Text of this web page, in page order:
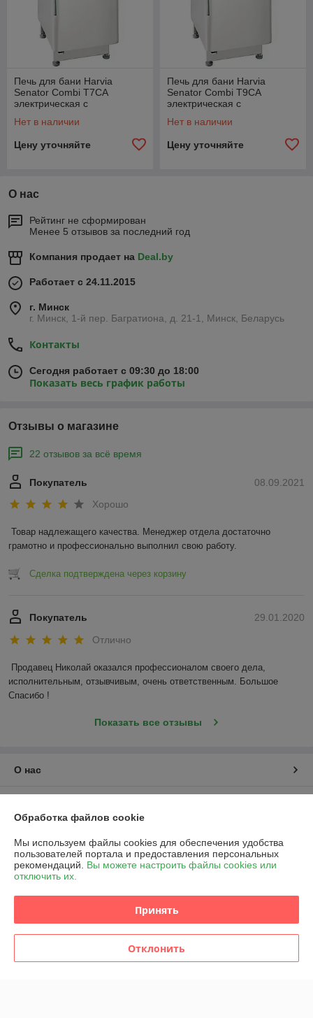
Печь для бани Harvia
Senator Combi T7CA
электрическая с
Нет в наличии
Цену уточняйте
Печь для бани Harvia
Senator Combi T9CA
электрическая с
Нет в наличии
Цену уточняйте
О нас
Рейтинг не сформирован
Менее 5 отзывов за последний год
Компания продает на Deal.by
Работает с 24.11.2015
г. Минск
г. Минск, 1-й пер. Багратиона, д. 21-1, Минск, Беларусь
Контакты
Сегодня работает с 09:30 до 18:00
Показать весь график работы
Отзывы о магазине
22 отзывов за всё время
08.09.2021
Покупатель
Хорошо
Товар надлежащего качества. Менеджер отдела достаточно
грамотно и профессионально выполнил свою работу.
Сделка подтверждена через корзину
29.01.2020
Покупатель
Отлично
Продавец Николай оказался профессионалом своего дела,
исполнительным, отзывчивым, очень ответственным. Большое
Спасибо !
Показать все отзывы
О нас
График работы
Полная версия сайта
Политика обработки cookies
Обработка файлов cookie
Мы используем файлы cookies для обеспечения удобства
пользователей портала и предоставления персональных
рекомендаций. Вы можете настроить файлы cookies или
отключить их.
Принять
Отклонить